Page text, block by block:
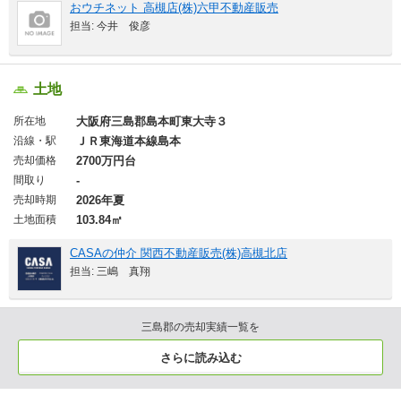
おウチネット 高槻店(株)六甲不動産販売
担当: 今井 俊彦
土地
所在地 大阪府三島郡島本町東大寺３
沿線・駅 ＪＲ東海道本線島本
売却価格 2700万円台
間取り -
売却時期 2026年夏
土地面積 103.84㎡
CASAの仲介 関西不動産販売(株)高槻北店
担当: 三嶋 真翔
三島郡の売却実績一覧を
さらに読み込む